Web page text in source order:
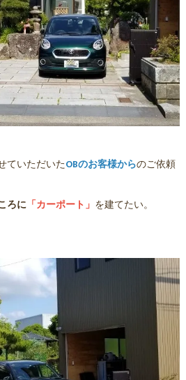
ていただいたOBのお客様からのご依頼
ろに「カーポート」 を建てたい。